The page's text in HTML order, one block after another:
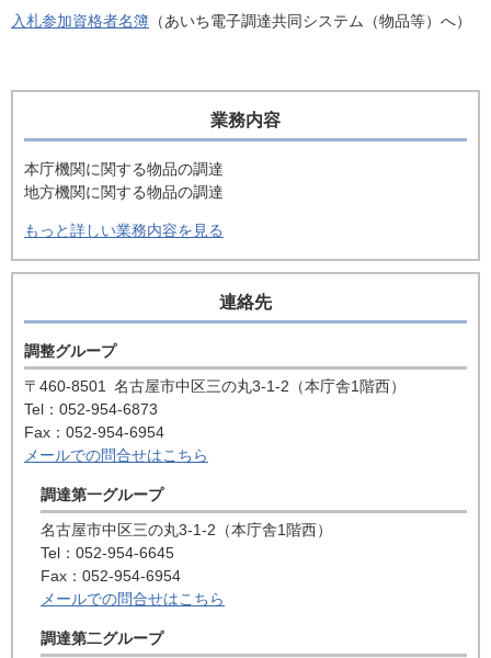
入札参加資格者名簿 （あいち電子調達共同システム（物品等）へ）
業務内容
本庁機関に関する物品の調達
地方機関に関する物品の調達
もっと詳しい業務内容を見る
連絡先
調整グループ
〒460-8501
名古屋市中区三の丸3-1-2（本庁舎1階西）
Tel：052-954-6873
Fax：052-954-6954
メールでの問合せはこちら
調達第一グループ
名古屋市中区三の丸3-1-2（本庁舎1階西）
Tel：052-954-6645
Fax：052-954-6954
メールでの問合せはこちら
調達第二グループ